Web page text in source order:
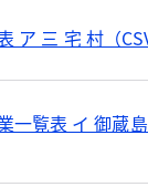
ア 三 宅 村（
一覧表 イ 御蔵